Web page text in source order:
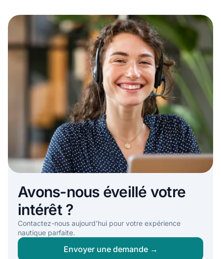
Avons-nous éveillé votre
intérêt ?
Contactez-nous aujourd'hui pour votre expérience
nautique parfaite.
Envoyer une demande →